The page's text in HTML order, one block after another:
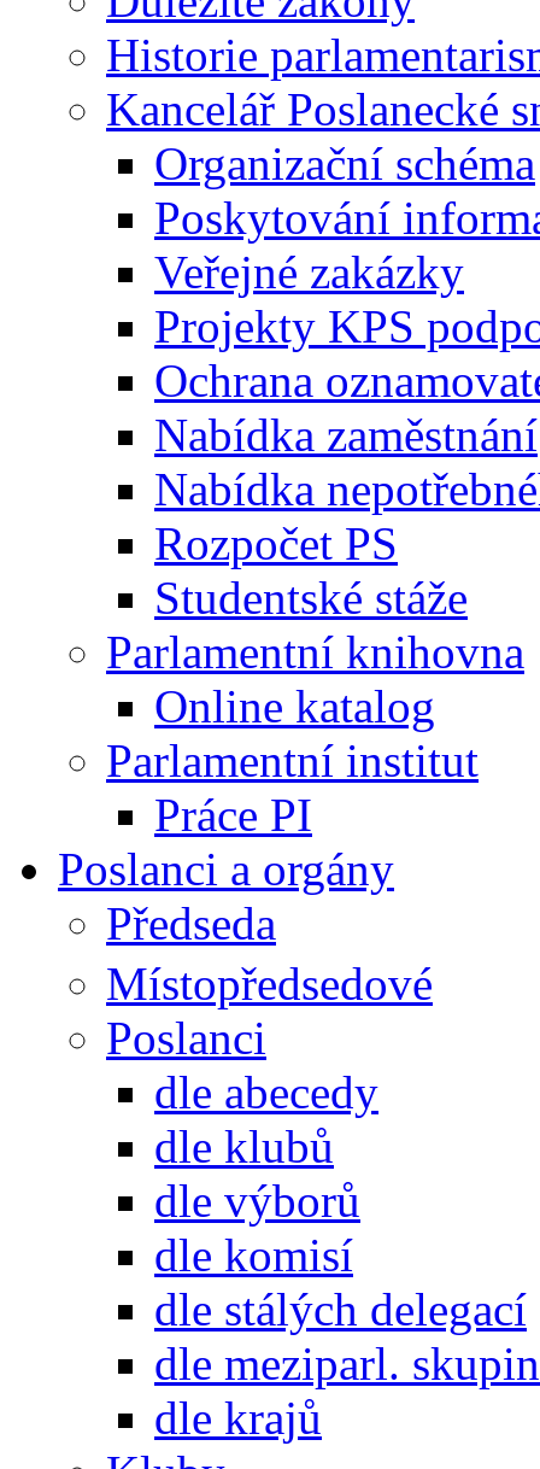
Historie
Kancelář Poslanecké
Organizační schéma
Poskytování
Veřejné zakázky
Projekty KPS
Ochrana
Nabídka zaměstnání
Nabídka
Rozpočet PS
Studentské stáže
Parlamentní knihovna
Online katalog
Parlamentní institut
Práce PI
Poslanci a orgány
Předseda
Místopředsedové
Poslanci
dle abecedy
dle klubů
dle výborů
dle komisí
dle stálých delegací
dle meziparl. skupin
dle krajů